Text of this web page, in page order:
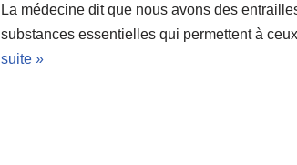
La médecine dit que nous avons des
substances essentielles qui permettent à
suite »